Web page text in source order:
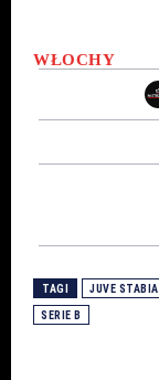
WŁOCHY
TAGI JUVE STABIA
SERIE B